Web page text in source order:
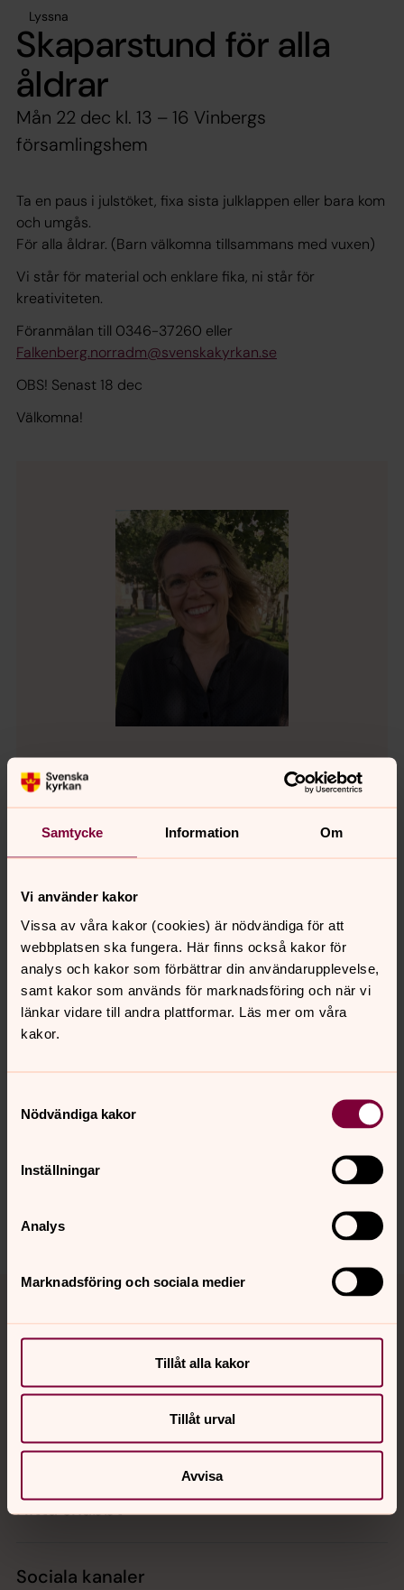
Samtycke Information Om
Vi använder kakor
Vissa av våra kakor (cookies) är nödvändiga för att
webbplatsen ska fungera. Här finns också kakor för
analys och kakor som förbättrar din användarupplevelse,
samt kakor som används för marknadsföring och när vi
länkar vidare till andra plattformar. Läs mer om våra
kakor.
Nödvändiga kakor
Inställningar
Analys
Marknadsföring och sociala medier
Tillåt alla kakor
Tillåt urval
Avvisa
Lyssna
Skaparstund för alla
åldrar
Mån 22 dec kl. 13 – 16 Vinbergs
församlingshem
Ta en paus i julstöket, fixa sista julklappen eller bara kom
och umgås.
För alla åldrar. (Barn välkomna tillsammans med vuxen)
Vi står för material och enklare fika, ni står för
kreativiteten.
Föranmälan till 0346-37260 eller
Falkenberg.norradm@svenskakyrkan.se
OBS! Senast 18 dec
Välkomna!
Gunilla Wennerberg
Fritidsledare, Kontaktperson IT Vinberg-Ljungby,
Stafsinge, Morup, Falkenbergs pastorat
Mer om Gunilla Wennerberg
Fritidsledare barn och vuxengrupper Vinberg-
Ljungby, Kontaktperson IT för Vinberg-Ljungby,
Stafsinge och Morup församling
Senast ändrad 26 november 2025
innehåll?
Dela
Tillbaka till toppen
Tillbaka till innehållet
Kalender
Hitta snabbt
Sociala kanaler